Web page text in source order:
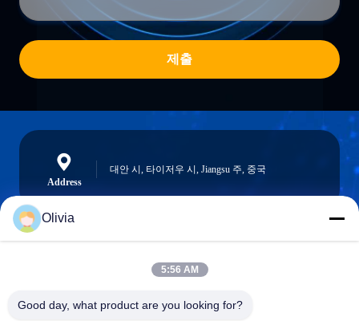
제출
Address
대안 시, 타이저우 시, Jiangsu 주, 중국
info@longlivedmetal.com
Olivia
5:56 AM
Good day, what product are you looking for?